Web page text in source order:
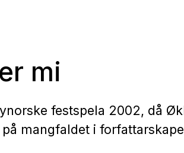
mi
festspela 2002, då
mangfaldet i